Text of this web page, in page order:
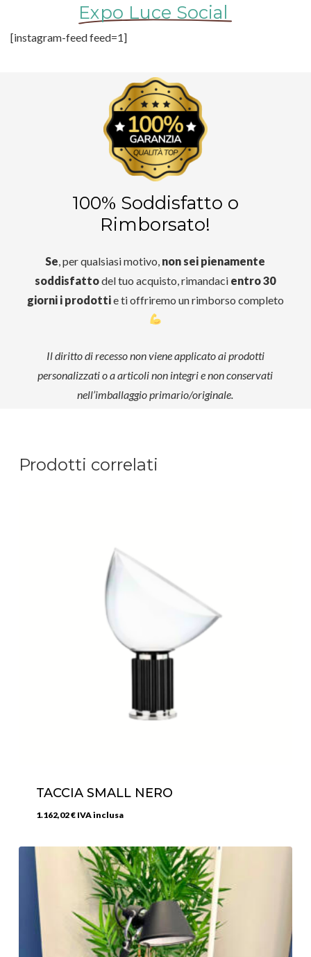
Expo Luce Social
[instagram-feed feed=1]
100% Soddisfatto o
Rimborsato!
Se , per qualsiasi motivo, non sei pienamente
soddisfattodel tuo acquisto, rimandaci entro 30
giorni i prodottie ti offriremo un rimborso completo
Il diritto di recesso non viene applicato ai prodotti
personalizzati o a articoli non integri e non conservati
nell’imballaggio primario/originale.
Prodotti correlati
TACCIA SMALL NERO
1.162,02€ IVA inclusa